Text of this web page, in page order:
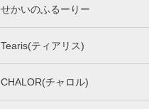
せかいのふるーりー
Tearis(ティアリス)
CHALOR(チャロル)